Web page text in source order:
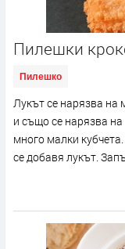
Пилешки
Пилешко
Лукът се нарязва на
и също се нарязва
много малки
се добавя лукът.